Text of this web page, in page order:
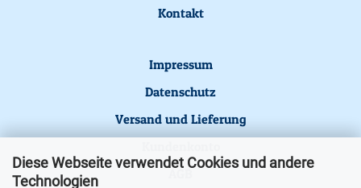
Diese Webseite verwendet Cookies und andere
Technologien
Kontakt
Impressum
Datenschutz
Versand und Lieferung